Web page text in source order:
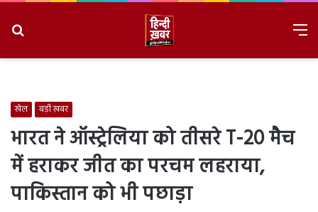
खेल बड़ी ख़बर
भारत ने ऑस्ट्रेलिया को तीसरे T-20 मैच
में हराकर जीत का परचम लहराया,
पाकिस्तान को भी पछाड़ा